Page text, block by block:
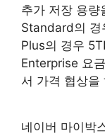
추가 저장 용
Standard의 경
Plus의 경우
Enterprise 요
서 가격 협상을
네이버 마이박